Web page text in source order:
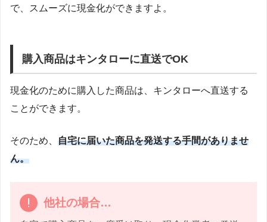
で、スムーズに現金化ができますよ。
購入商品はキンタローに直送でOK
現金化のために購入した商品は、キンタローへ直送する
ことができます。
そのため、 自宅に届いた商品を発送する手間がありませ
ん。
他社の場合…